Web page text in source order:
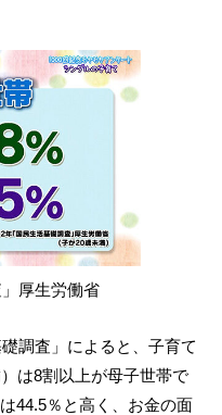
厚生労働省
調査」によると、子育て
は8割以上が母子世帯で
44.5％と高く、お金の面